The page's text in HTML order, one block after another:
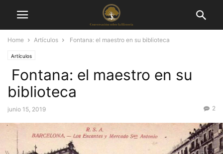
Home Artículos Fontana: el maestro en su biblioteca
Artículos
Fontana: el maestro en su
biblioteca
junio 15, 2019 2